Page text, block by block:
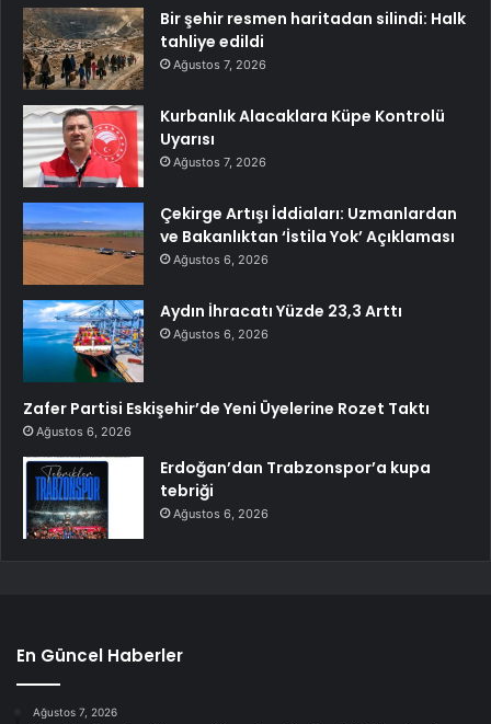
Bir şehir resmen haritadan silindi: Halk
tahliye edildi
Ağustos 7, 2026
Kurbanlık Alacaklara Küpe Kontrolü
Uyarısı
Ağustos 7, 2026
Çekirge Artışı İddiaları: Uzmanlardan
ve Bakanlıktan ‘İstila Yok’ Açıklaması
Ağustos 6, 2026
Aydın İhracatı Yüzde 23,3 Arttı
Ağustos 6, 2026
Zafer Partisi Eskişehir’de Yeni Üyelerine Rozet Taktı
Ağustos 6, 2026
Erdoğan’dan Trabzonspor’a kupa
tebriği
Ağustos 6, 2026
En Güncel Haberler
Ağustos 7, 2026